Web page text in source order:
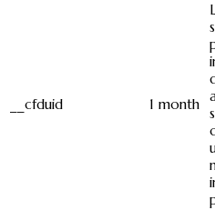
__cfduid 1 month